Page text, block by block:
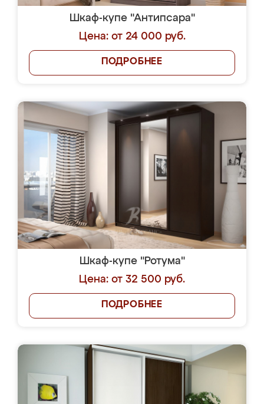
Шкаф-купе "Антипсара"
Цена: от 24 000 руб.
ПОДРОБНЕЕ
Шкаф-купе "Ротума"
Цена: от 32 500 руб.
ПОДРОБНЕЕ